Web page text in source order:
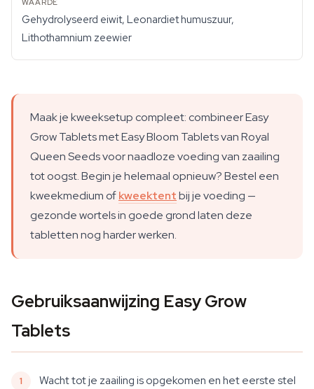
Gehydrolyseerd eiwit, Leonardiet humuszuur,
Lithothamnium zeewier
Maak je kweeksetup compleet: combineer Easy
Grow Tablets met Easy Bloom Tablets van Royal
Queen Seeds voor naadloze voeding van zaailing
tot oogst. Begin je helemaal opnieuw? Bestel een
kweekmedium ofkweektentbij je voeding —
gezonde wortels in goede grond laten deze
tabletten nog harder werken.
Gebruiksaanwijzing Easy Grow
Tablets
Wacht tot je zaailing is opgekomen en het eerste stel